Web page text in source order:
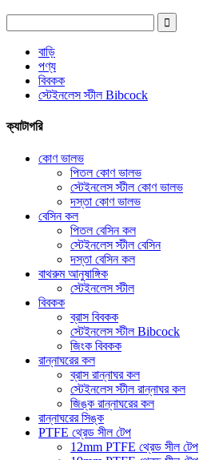
বাড়ি
পণ্য
বিবকক
স্টেইনলেস স্টীল Bibcock
ক্যাটাগরি
কোণ ভালভ
পিতল কোণ ভালভ
স্টেইনলেস স্টীল কোণ ভালভ
দস্তা কোণ ভালভ
বেসিন কল
পিতল বেসিন কল
স্টেইনলেস স্টীল বেসিন
দস্তা বেসিন কল
বাথরুম আনুষাঙ্গিক
স্টেইনলেস স্টীল
বিবকক
ব্রাস বিবকক
স্টেইনলেস স্টীল Bibcock
জিংক বিবকক
রান্নাঘরের কল
ব্রাস রান্নাঘর কল
স্টেইনলেস স্টীল রান্নাঘর কল
জিঙ্ক রান্নাঘরের কল
রান্নাঘরের সিঙ্ক
PTFE থ্রেড সীল টেপ
12mm PTFE থ্রেড সীল টেপ